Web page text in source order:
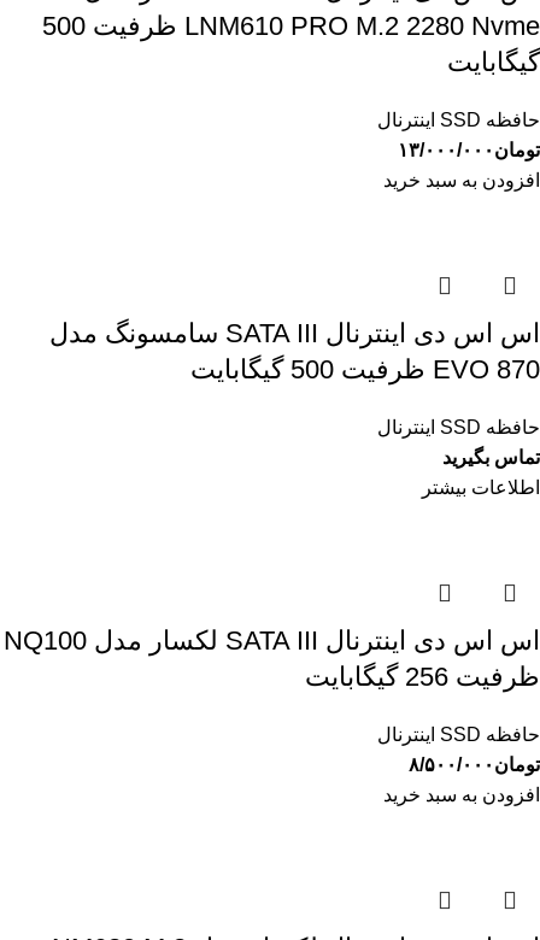
LNM610 PRO M.2 2280 Nvme ظرفیت 500
گیگابایت
حافظه SSD اینترنال
تومان ۱۳/۰۰۰/۰۰۰
افزودن به سبد خرید
اس اس دی اینترنال SATA III سامسونگ مدل
EVO 870 ظرفیت 500 گیگابایت
حافظه SSD اینترنال
تماس بگیرید
اطلاعات بیشتر
اس اس دی اینترنال SATA III لکسار مدل NQ100
ظرفیت 256 گیگابایت
حافظه SSD اینترنال
تومان ۸/۵۰۰/۰۰۰
افزودن به سبد خرید